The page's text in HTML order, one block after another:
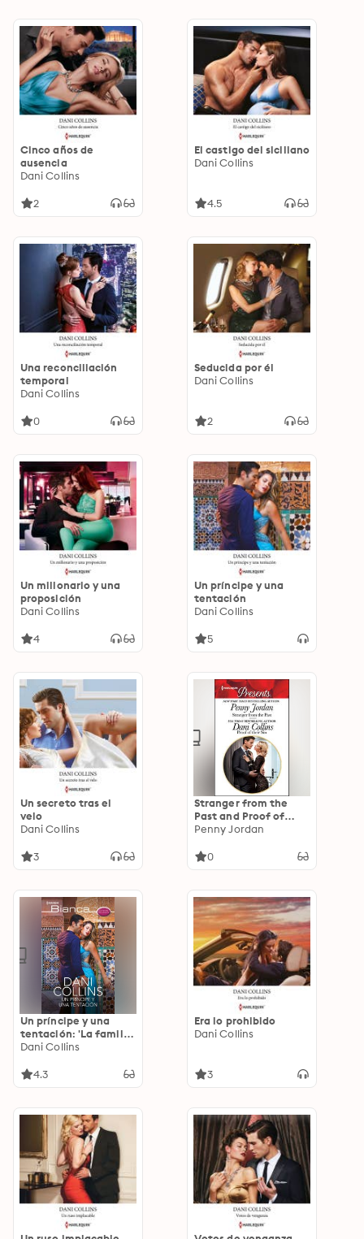
Cinco años de
ausencia
Dani Collins
2
El castigo del siciliano
Dani Collins
4.5
Una reconciliación
temporal
Dani Collins
0
Seducida por él
Dani Collins
2
Un millonario y una
proposición
Dani Collins
4
Un príncipe y una
tentación
Dani Collins
5
Un secreto tras el
velo
Dani Collins
3
Stranger from the
Past and Proof of
their Sin
Penny Jordan
0
Un príncipe y una
tentación: 'La familia
Sauveterre'
Dani Collins
4.3
Era lo prohibido
Dani Collins
3